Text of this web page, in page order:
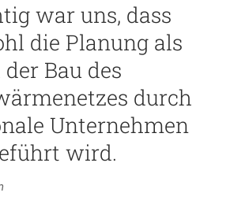
war uns, dass
die Planung als
Bau des
durch
Unternehmen
wird.